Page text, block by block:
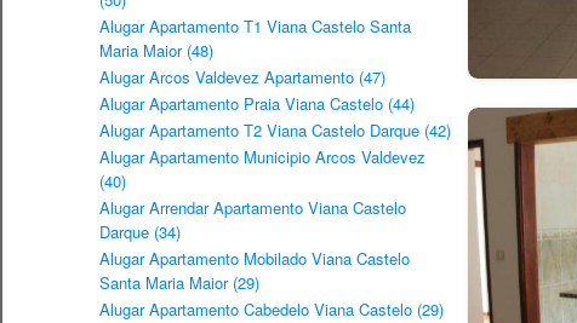
Alugar Apartamento T1 Viana Castelo Santa
Maria Maior (48)
Alugar Arcos Valdevez Apartamento (47)
Alugar Apartamento Praia Viana Castelo (44)
Alugar Apartamento T2 Viana Castelo Darque (42)
Alugar Apartamento Municipio Arcos Valdevez
(40)
Alugar Arrendar Apartamento Viana Castelo
Darque (34)
Alugar Apartamento Mobilado Viana Castelo
Santa Maria Maior (29)
Alugar Apartamento Cabedelo Viana Castelo (29)